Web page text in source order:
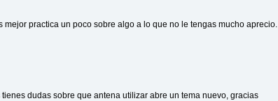
practica un poco sobre algo a lo que no le tengas mucho aprecio.
dudas sobre que antena utilizar abre un tema nuevo, gracias